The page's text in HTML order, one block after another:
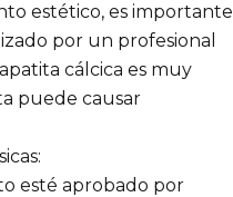
estético, es importante
por un profesional
cálcica es muy
puede causar
esté aprobado por